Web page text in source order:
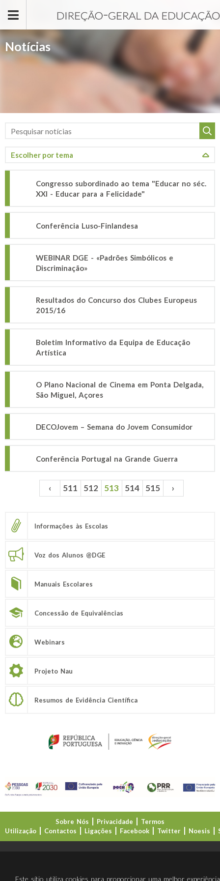
Notícias
Congresso subordinado ao tema "Educar no séc.
XXI - Educar para a Felicidade"
Conferência Luso-Finlandesa
WEBINAR DGE - «Padrões Simbólicos e
Discriminação»
Resultados do Concurso dos Clubes Europeus
2015/16
Boletim Informativo da Equipa de Educação
Artística
O Plano Nacional de Cinema em Ponta Delgada,
São Miguel, Açores
DECOJovem – Semana do Jovem Consumidor
Conferência Portugal na Grande Guerra
Páginas ‹ 511 512 513 514 515 ›
Informações às Escolas
Voz dos Alunos @DGE
Manuais Escolares
Concessão de Equivalências
Webinars
Projeto Nau
Resumos de Evidência Científica
Sobre Nós Privacidade
Termos
Utilização
Contactos Ligações Facebook Twitter Noesis
Este sítio utiliza cookies para proporcionar uma melhor